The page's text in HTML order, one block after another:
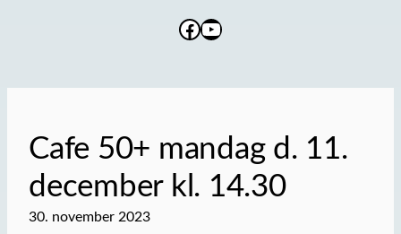
Facebook
YouTube
Cafe 50+ mandag d. 11.
december kl. 14.30
30. november 2023